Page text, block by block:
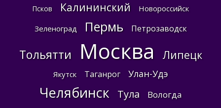
Псков Калининский Новороссийск
Зеленоград Пермь Петрозаводск
Тольятти Москва Липецк
Якутск Таганрог Улан-Удэ
Челябинск Тула Вологда